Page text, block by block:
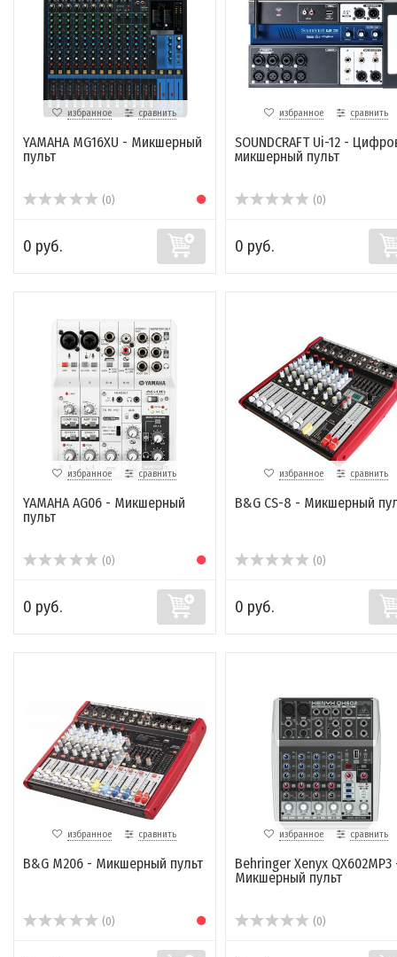
избранное сравнить
YAMAHA MG16XU - Микшерный
пульт
(0)
0 руб.
избранное сравнить
SOUNDCRAFT Ui-12 -
микшерный пульт
(0)
0 руб.
избранное сравнить
YAMAHA AG06 - Микшерный
пульт
(0)
0 руб.
избранное сравнить
B&G CS-8 - Микшерный
(0)
0 руб.
избранное сравнить
B&G M206 - Микшерный пульт
(0)
избранное сравнить
Behringer Xenyx QX602MP3
Микшерный пульт
(0)